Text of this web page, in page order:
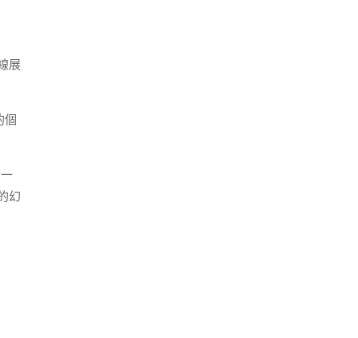
展
個
幻